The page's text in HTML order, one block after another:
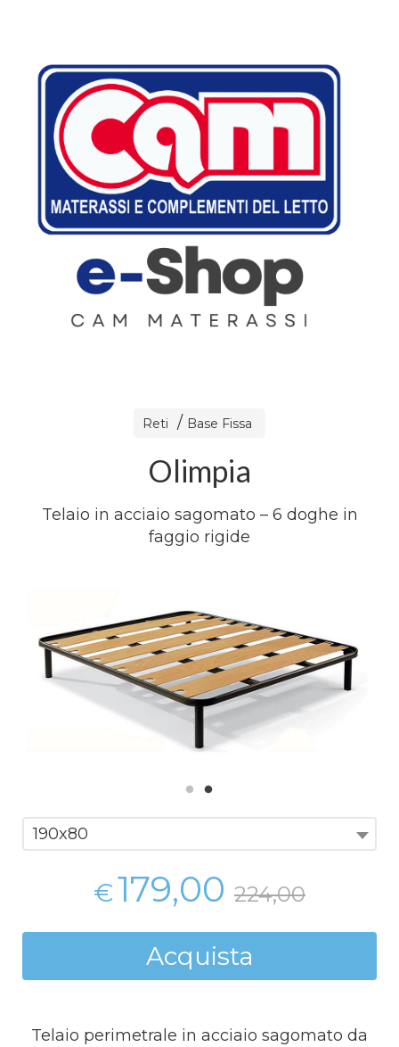
Reti Base Fissa
Olimpia
Telaio in acciaio sagomato – 6 doghe in
faggio rigide
190x80
€179,00 224,00
Acquista
Telaio perimetrale in acciaio sagomato da